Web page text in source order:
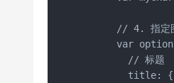
// 4. 指定
var
        // 标题
        title: {